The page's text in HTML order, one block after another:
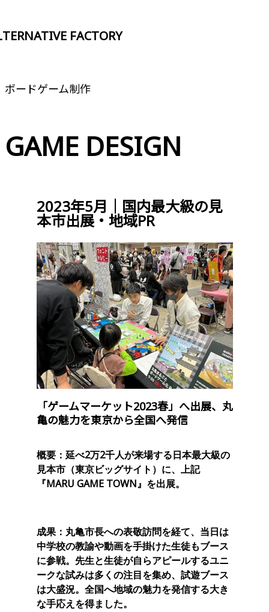
ボードゲーム制作
GAME DESIGN
2023年5月｜国内最大級の見
本市出展・地域PR
「ゲームマーケット2023春」へ出展、丸
亀の魅力を東京から全国へ発信
概要：延べ2万2千人が来場する日本最大級の
見本市（東京ビッグサイト）に、上記
『MARU GAME TOWN』を出展。
成果：丸亀市長への表敬訪問を経て、当日は
中学校の教諭や動画を手掛けた生徒もブース
に参戦。先生と生徒が自らアピールするユニ
ークな試みは多くの注目を集め、試遊ブース
は大盛況。全国へ地域の魅力を発信する大き
な手応えを得ました。
ALTERNATIVE FACTORY
FACTORY